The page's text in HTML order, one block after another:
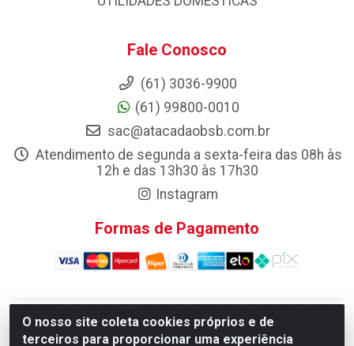
O nosso site coleta cookies próprios e de
terceiros para proporcionar uma experiência
Fale Conosco
(61) 3036-9900
(61) 99800-0010
sac@atacadaobsb.com.br
Atendimento de segunda a sexta-feira das 08h às
12h e das 13h30 às 17h30
Instagram
Formas de Pagamento
Atacadao da Limpeza F. Pereira Queiroz Comercio e
Distribuicao LTDA - Quadra Qi 10 Lotes 39 e, 41 - Setor